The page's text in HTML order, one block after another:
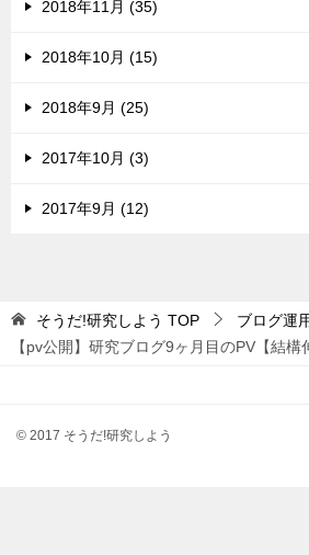
2018年11月 (35)
2018年10月 (15)
2018年9月 (25)
2017年10月 (3)
2017年9月 (12)
そうだ!研究しよう TOP
ブログ運
【pv公開】研究ブログ9ヶ月目のPV【結構
© 2017 そうだ!研究しよう